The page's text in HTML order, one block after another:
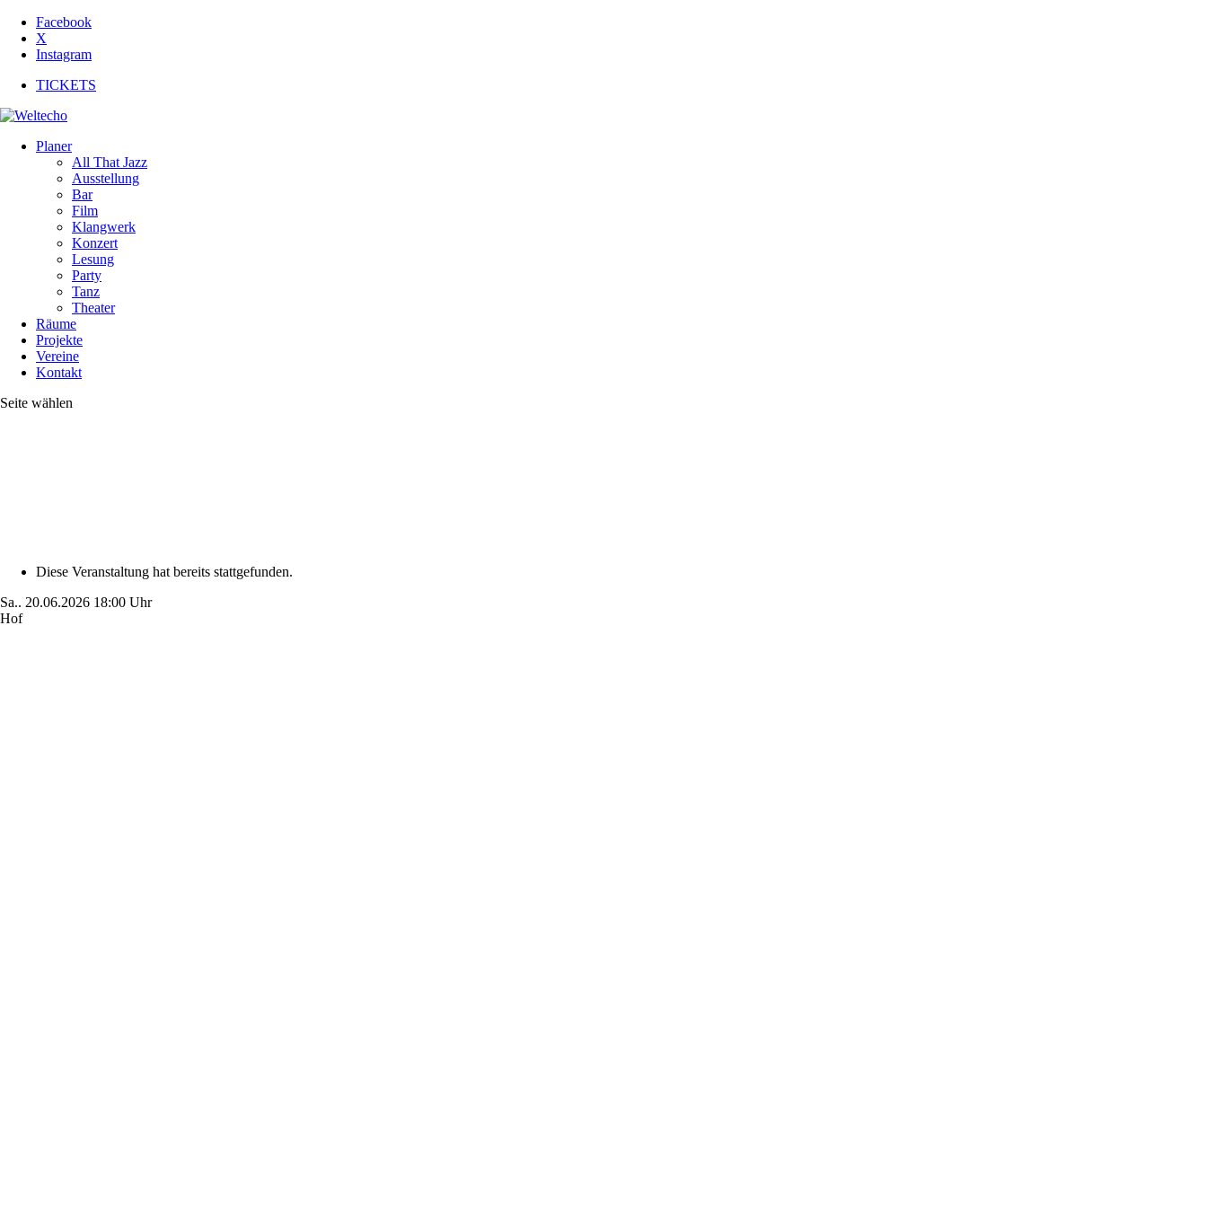
Facebook
X
Instagram
TICKETS
Planer
All That Jazz
Ausstellung
Bar
Film
Klangwerk
Konzert
Lesung
Party
Tanz
Theater
Räume
Projekte
Vereine
Kontakt
Seite wählen
Diese Veranstaltung hat bereits stattgefunden.
Sa.. 20.06.2026 18:00 Uhr
Hof